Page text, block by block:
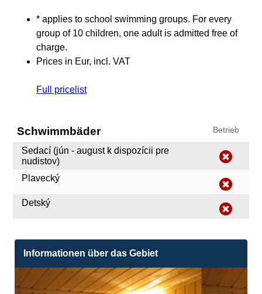
* applies to school swimming groups. For every
group of 10 children, one adult is admitted free of
charge.
Prices in Eur, incl. VAT
Full pricelist
Schwimmbäder Betrieb
Sedací (jún - august k dispozícii pre
nudistov)
Plavecký
Detský
Informationen über das Gebiet